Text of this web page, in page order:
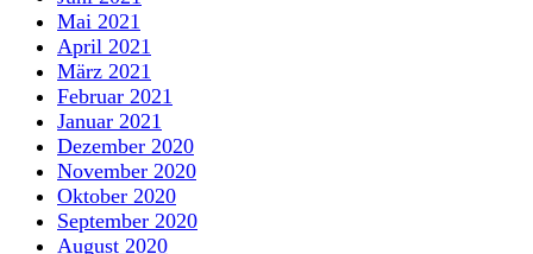
Mai 2021
April 2021
März 2021
Februar 2021
Januar 2021
Dezember 2020
November 2020
Oktober 2020
September 2020
August 2020